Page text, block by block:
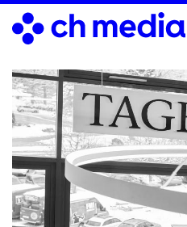
Direkt
zum
Inhalt